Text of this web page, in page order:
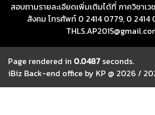
สอบถามรายละเอียดเพิ่มเติมได้ที่ ภาควิชาเ
สังคม โทรศัพท์ 0 2414 0779, 0 2414
Page rendered in 0.0487 seconds.
iBiz Back-end office by KP @ 2026 /